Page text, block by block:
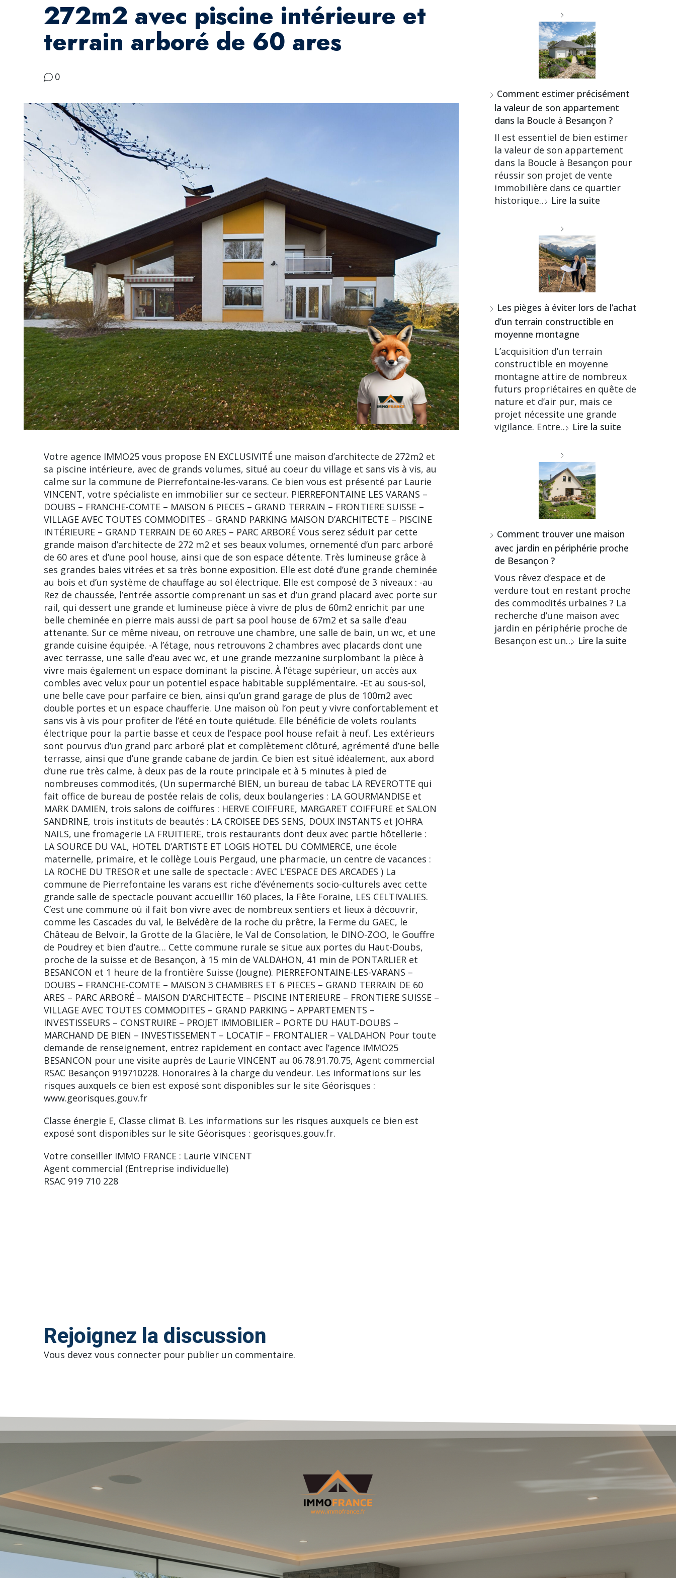
272m2 avec piscine intérieure et
terrain arboré de 60 ares
0
Votre agence IMMO25 vous propose EN EXCLUSIVITÉ une maison d’architecte de 272m2 et
sa piscine intérieure, avec de grands volumes, situé au coeur du village et sans vis à vis, au
calme sur la commune de Pierrefontaine-les-varans. Ce bien vous est présenté par Laurie
VINCENT, votre spécialiste en immobilier sur ce secteur. PIERREFONTAINE LES VARANS –
DOUBS – FRANCHE-COMTE – MAISON 6 PIECES – GRAND TERRAIN – FRONTIERE SUISSE –
VILLAGE AVEC TOUTES COMMODITES – GRAND PARKING MAISON D’ARCHITECTE – PISCINE
INTÉRIEURE – GRAND TERRAIN DE 60 ARES – PARC ARBORÉ Vous serez séduit par cette
grande maison d’architecte de 272 m2 et ses beaux volumes, ornementé d’un parc arboré
de 60 ares et d’une pool house, ainsi que de son espace détente. Très lumineuse grâce à
ses grandes baies vitrées et sa très bonne exposition. Elle est doté d’une grande cheminée
au bois et d’un système de chauffage au sol électrique. Elle est composé de 3 niveaux : -au
Rez de chaussée, l’entrée assortie comprenant un sas et d’un grand placard avec porte sur
rail, qui dessert une grande et lumineuse pièce à vivre de plus de 60m2 enrichit par une
belle cheminée en pierre mais aussi de part sa pool house de 67m2 et sa salle d’eau
attenante. Sur ce même niveau, on retrouve une chambre, une salle de bain, un wc, et une
grande cuisine équipée. -A l’étage, nous retrouvons 2 chambres avec placards dont une
avec terrasse, une salle d’eau avec wc, et une grande mezzanine surplombant la pièce à
vivre mais également un espace dominant la piscine. À l’étage supérieur, un accès aux
combles avec velux pour un potentiel espace habitable supplémentaire. -Et au sous-sol,
une belle cave pour parfaire ce bien, ainsi qu’un grand garage de plus de 100m2 avec
double portes et un espace chaufferie. Une maison où l’on peut y vivre confortablement et
sans vis à vis pour profiter de l’été en toute quiétude. Elle bénéficie de volets roulants
électrique pour la partie basse et ceux de l’espace pool house refait à neuf. Les extérieurs
sont pourvus d’un grand parc arboré plat et complètement clôturé, agrémenté d’une belle
terrasse, ainsi que d’une grande cabane de jardin. Ce bien est situé idéalement, aux abord
d’une rue très calme, à deux pas de la route principale et à 5 minutes à pied de
nombreuses commodités, (Un supermarché BIEN, un bureau de tabac LA REVEROTTE qui
fait office de bureau de postée relais de colis, deux boulangeries : LA GOURMANDISE et
MARK DAMIEN, trois salons de coiffures : HERVE COIFFURE, MARGARET COIFFURE et SALON
SANDRINE, trois instituts de beautés : LA CROISEE DES SENS, DOUX INSTANTS et JOHRA
NAILS, une fromagerie LA FRUITIERE, trois restaurants dont deux avec partie hôtellerie :
LA SOURCE DU VAL, HOTEL D’ARTISTE ET LOGIS HOTEL DU COMMERCE, une école
maternelle, primaire, et le collège Louis Pergaud, une pharmacie, un centre de vacances :
LA ROCHE DU TRESOR et une salle de spectacle : AVEC L’ESPACE DES ARCADES ) La
commune de Pierrefontaine les varans est riche d’événements socio-culturels avec cette
grande salle de spectacle pouvant accueillir 160 places, la Fête Foraine, LES CELTIVALIES.
C’est une commune où il fait bon vivre avec de nombreux sentiers et lieux à découvrir,
comme les Cascades du val, le Belvédère de la roche du prêtre, la Ferme du GAEC, le
Château de Belvoir, la Grotte de la Glacière, le Val de Consolation, le DINO-ZOO, le Gouffre
de Poudrey et bien d’autre… Cette commune rurale se situe aux portes du Haut-Doubs,
proche de la suisse et de Besançon, à 15 min de VALDAHON, 41 min de PONTARLIER et
BESANCON et 1 heure de la frontière Suisse (Jougne). PIERREFONTAINE-LES-VARANS –
DOUBS – FRANCHE-COMTE – MAISON 3 CHAMBRES ET 6 PIECES – GRAND TERRAIN DE 60
ARES – PARC ARBORÉ – MAISON D’ARCHITECTE – PISCINE INTERIEURE – FRONTIERE SUISSE –
VILLAGE AVEC TOUTES COMMODITES – GRAND PARKING – APPARTEMENTS –
INVESTISSEURS – CONSTRUIRE – PROJET IMMOBILIER – PORTE DU HAUT-DOUBS –
MARCHAND DE BIEN – INVESTISSEMENT – LOCATIF – FRONTALIER – VALDAHON Pour toute
demande de renseignement, entrez rapidement en contact avec l’agence IMMO25
BESANCON pour une visite auprès de Laurie VINCENT au 06.78.91.70.75, Agent commercial
RSAC Besançon 919710228. Honoraires à la charge du vendeur. Les informations sur les
risques auxquels ce bien est exposé sont disponibles sur le site Géorisques :
www.georisques.gouv.fr
Classe énergie E, Classe climat B. Les informations sur les risques auxquels ce bien est
exposé sont disponibles sur le site Géorisques : georisques.gouv.fr.
Votre conseiller IMMO FRANCE : Laurie VINCENT
Agent commercial (Entreprise individuelle)
RSAC 919 710 228
Rejoignez la discussion
Vous devez vous connecter pour publier un commentaire.
Comment estimer précisément
la valeur de son appartement
dans la Boucle à Besançon ?
Il est essentiel de bien estimer
la valeur de son appartement
dans la Boucle à Besançon pour
réussir son projet de vente
immobilière dans ce quartier
historique… Lire la suite
Les pièges à éviter lors de l’achat
d’un terrain constructible en
moyenne montagne
L’acquisition d’un terrain
constructible en moyenne
montagne attire de nombreux
futurs propriétaires en quête de
nature et d’air pur, mais ce
projet nécessite une grande
vigilance. Entre… Lire la suite
Comment trouver une maison
avec jardin en périphérie proche
de Besançon ?
Vous rêvez d’espace et de
verdure tout en restant proche
des commodités urbaines ? La
recherche d’une maison avec
jardin en périphérie proche de
Besançon est un… Lire la suite